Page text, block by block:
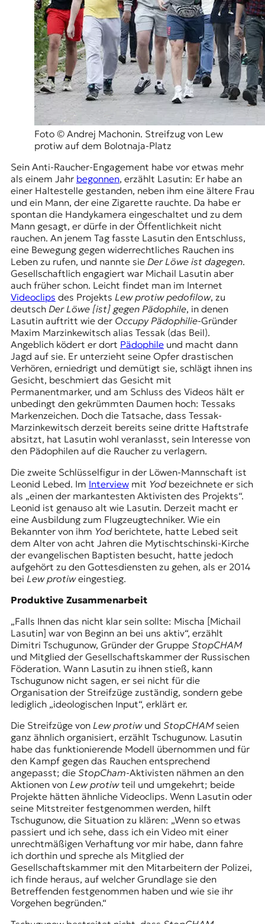
Foto © Andrej Machonin. Streifzug von Lew
protiw auf dem Bolotnaja-Platz
Sein Anti-Raucher-Engagement habe vor etwas mehr
als einem Jahr begonnen, erzählt Lasutin: Er habe an
einer Haltestelle gestanden, neben ihm eine ältere Frau
und ein Mann, der eine Zigarette rauchte. Da habe er
spontan die Handykamera eingeschaltet und zu dem
Mann gesagt, er dürfe in der Öffentlichkeit nicht
rauchen. An jenem Tag fasste Lasutin den Entschluss,
eine Bewegung gegen widerrechtliches Rauchen ins
Leben zu rufen, und nannte sie Der Löwe ist dagegen.
Gesellschaftlich engagiert war Michail Lasutin aber
auch früher schon. Leicht findet man im Internet
Videoclips des Projekts Lew protiw pedofilow, zu
deutsch Der Löwe [ist] gegen Pädophile, in denen
Lasutin auftritt wie der Occupy Pädophilie-Gründer
Maxim Marzinkewitsch alias Tessak (das Beil).
Angeblich ködert er dort Pädophileund macht dann
Jagd auf sie. Er unterzieht seine Opfer drastischen
Verhören, erniedrigt und demütigt sie, schlägt ihnen ins
Gesicht, beschmiert das Gesicht mit
Permanentmarker, und am Schluss des Videos hält er
unbedingt den gekrümmten Daumen hoch: Tessaks
Markenzeichen. Doch die Tatsache, dass Tessak-
Marzinkewitsch derzeit bereits seine dritte Haftstrafe
absitzt, hat Lasutin wohl veranlasst, sein Interesse von
den Pädophilen auf die Raucher zu verlagern.
Die zweite Schlüsselfigur in der Löwen-Mannschaft ist
Leonid Lebed. Im Interviewmit Yodbezeichnete er sich
als „einen der markantesten Aktivisten des Projekts“.
Leonid ist genauso alt wie Lasutin. Derzeit macht er
eine Ausbildung zum Flugzeugtechniker. Wie ein
Bekannter von ihm Yodberichtete, hatte Lebed seit
dem Alter von acht Jahren die Mytischtschinski-Kirche
der evangelischen Baptisten besucht, hatte jedoch
aufgehört zu den Gottesdiensten zu gehen, als er 2014
bei Lew protiweingestieg.
Produktive Zusammenarbeit
„Falls Ihnen das nicht klar sein sollte: Mischa [Michail
Lasutin] war von Beginn an bei uns aktiv“, erzählt
Dimitri Tschugunow, Gründer der Gruppe StopCHAM
und Mitglied der Gesellschaftskammer der Russischen
Föderation. Wann Lasutin zu ihnen stieß, kann
Tschugunow nicht sagen, er sei nicht für die
Organisation der Streifzüge zuständig, sondern gebe
lediglich „ideologischen Input“, erklärt er.
Die Streifzüge von Lew protiwund StopCHAM seien
ganz ähnlich organisiert, erzählt Tschugunow. Lasutin
habe das funktionierende Modell übernommen und für
den Kampf gegen das Rauchen entsprechend
angepasst; die StopCham-Aktivisten nähmen an den
Aktionen von Lew protiwteil und umgekehrt; beide
Projekte hätten ähnliche Videoclips. Wenn Lasutin oder
seine Mitstreiter festgenommen werden, hilft
Tschugunow, die Situation zu klären: „Wenn so etwas
passiert und ich sehe, dass ich ein Video mit einer
unrechtmäßigen Verhaftung vor mir habe, dann fahre
ich dorthin und spreche als Mitglied der
Gesellschaftskammer mit den Mitarbeitern der Polizei,
ich finde heraus, auf welcher Grundlage sie den
Betreffenden festgenommen haben und wie sie ihr
Vorgehen begründen.“